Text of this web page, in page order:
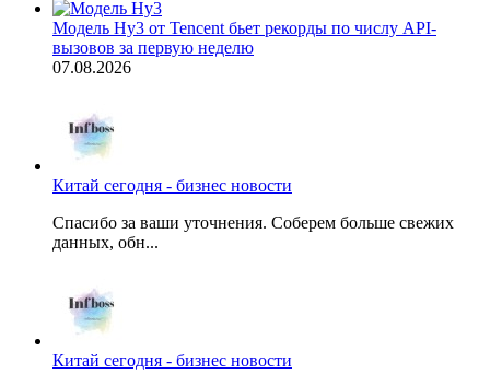
Модель Hy3 от Tencent бьет рекорды по числу API-
вызовов за первую неделю
07.08.2026
Китай сегодня - бизнес новости
Спасибо за ваши уточнения. Соберем больше свежих
данных, обн...
Китай сегодня - бизнес новости